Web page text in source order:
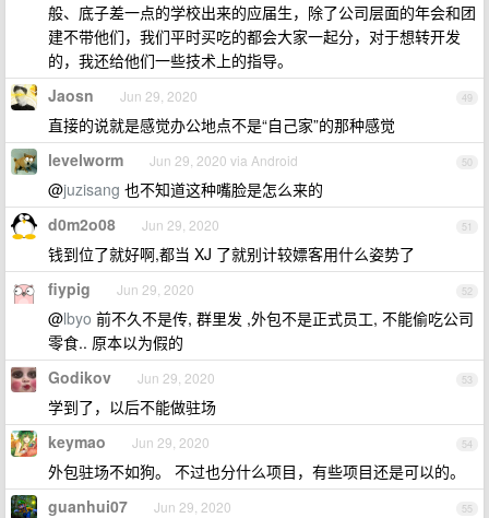
般、底子差一点的学校出来的应届生，除了公司层面的年会和团
建不带他们，我们平时买吃的都会大家一起分，对于想转开发
的，我还给他们一些技术上的指导。
49
Jaosn Jun 29, 2020
直接的说就是感觉办公地点不是“自己家”的那种感觉
50
levelworm Jun 29, 2020 via Android
@juzisang 也不知道这种嘴脸是怎么来的
51
d0m2o08 Jun 29, 2020
钱到位了就好啊,都当 XJ 了就别计较嫖客用什么姿势了
52
fiypig Jun 29, 2020
@lbyo 前不久不是传, 群里发 ,外包不是正式员工, 不能偷吃公司
零食.. 原本以为假的
53
Godikov Jun 29, 2020
学到了，以后不能做驻场
54
keymao Jun 29, 2020
外包驻场不如狗。 不过也分什么项目，有些项目还是可以的。
55
guanhui07 Jun 29, 2020